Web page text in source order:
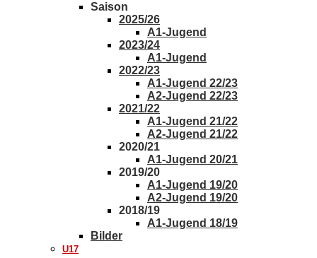
Saison
2025/26
A1-Jugend
2023/24
A1-Jugend
2022/23
A1-Jugend 22/23
A2-Jugend 22/23
2021/22
A1-Jugend 21/22
A2-Jugend 21/22
2020/21
A1-Jugend 20/21
2019/20
A1-Jugend 19/20
A2-Jugend 19/20
2018/19
A1-Jugend 18/19
Bilder
U17